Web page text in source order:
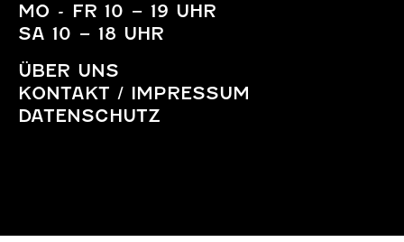
MO - FR 10 – 19 UHR
SA 10 – 18 UHR
ÜBER UNS
KONTAKT / IMPRESSUM
DATENSCHUTZ